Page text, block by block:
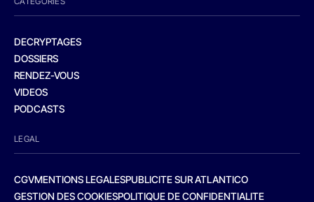
DECRYPTAGES
DOSSIERS
RENDEZ-VOUS
VIDEOS
PODCASTS
LEGAL
CGVMENTIONS LEGALESPUBLICITE SUR ATLANTICO
GESTION DES COOKIESPOLITIQUE DE CONFIDENTIALITE